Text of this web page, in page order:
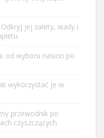
jej zalety, wady i
od wyboru nasion po
wykorzystać je w
przewodnik po
czyszczących